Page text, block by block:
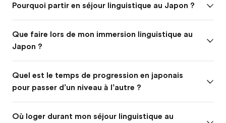
Pourquoi partir en séjour linguistique au Japon ?
Que faire lors de mon immersion linguistique au
Japon ?
Quel est le temps de progression en japonais
pour passer d’un niveau à l’autre ?
Où loger durant mon séjour linguistique au